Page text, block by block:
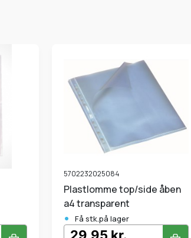
5702232025084
Plastlomme top/side åben
a4 transparent
• Få stk.på lager
29,95 kr.